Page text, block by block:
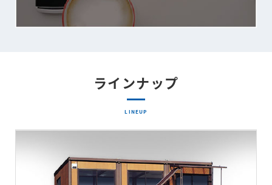
ラインナップ
LINEUP